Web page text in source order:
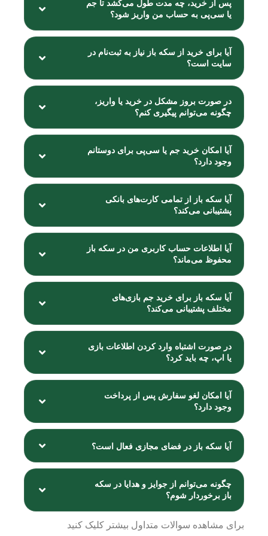
پس از خرید، چه مدت طول می‌کشد تا جم
یا سی‌پی به حساب من واریز شود؟
آیا برای خرید از سکه باز نیاز به ثبت‌نام در
سایت است؟
در صورت بروز مشکل در خرید یا واریز،
چگونه می‌توانم پیگیری کنم؟
آیا امکان خرید جم یا سی‌پی برای دوستانم
وجود دارد؟
آیا سکه باز از تمامی کارت‌های بانکی
پشتیبانی می‌کند؟
آیا اطلاعات حساب کاربری من در سکه باز
محفوظ می‌ماند؟
آیا سکه باز برای خرید جم بازی‌های
مختلف پشتیبانی می‌کند؟
در صورت اشتباه وارد کردن اطلاعات بازی
یا اپ، چه باید کرد؟
آیا امکان لغو سفارش پس از پرداخت
وجود دارد؟
آیا سکه باز در فضای مجازی فعال است؟
چگونه می‌توانم از جوایز و هدایا در سکه
باز برخوردار شوم؟
برای مشاهده سوالات متداول بیشتر کلیک کنید